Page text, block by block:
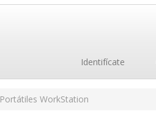
Identifícate
Portátiles WorkStation